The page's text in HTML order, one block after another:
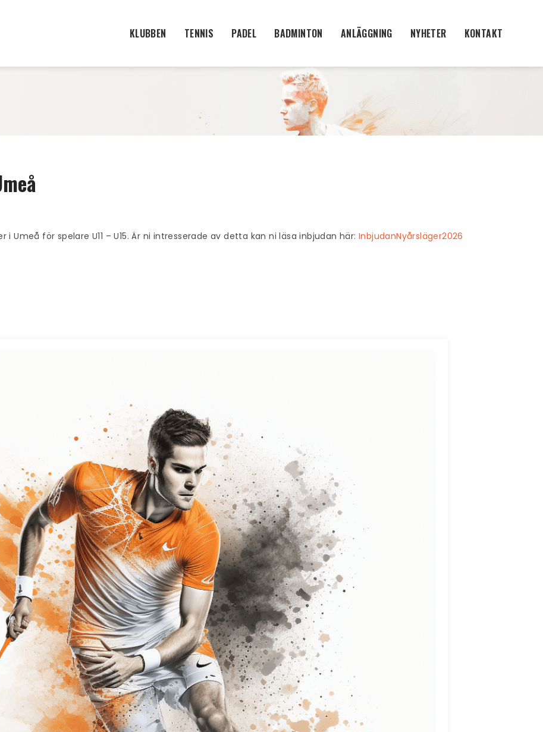
KLUBBEN TENNIS PADEL BADMINTON ANLÄGGNING NYHETER KONTAKT
för spelare U11 – U15. Är ni intresserade av detta kan ni läsa inbjudan här: InbjudanNyårsläger2026